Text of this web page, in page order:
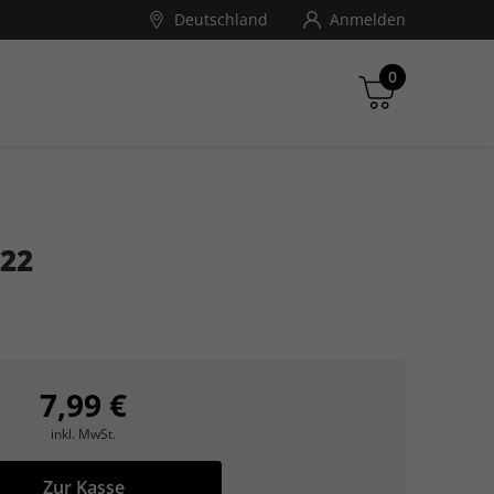
Deutschland Anmelden
0
Zwischensumme
7,99 €
inkl. MwSt.
Zur Kasse